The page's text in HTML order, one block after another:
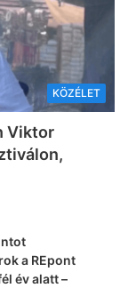
KÖZÉLET
Viktor
a REpont
év alatt –